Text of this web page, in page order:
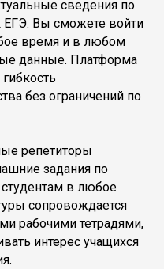
сведения по
ЕГЭ. Вы сможете войти
время и в любом
данные. Платформа
без ограничений по
репетиторы
задания по
в любое
сопровождается
рабочими тетрадями,
интерес учащихся